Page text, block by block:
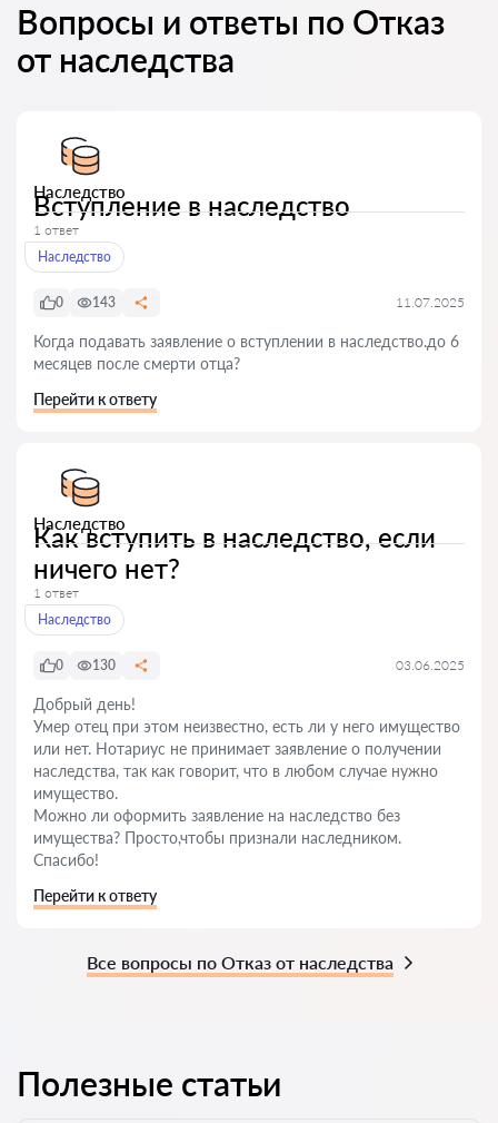
Вопросы и ответы по Отказ
от наследства
Наследство
Вступление в наследство
1 ответ
Наследство
0 143 11.07.2025
Когда подавать заявление о вступлении в наследство.до 6
месяцев после смерти отца?
Перейти к ответу
Наследство
Как вступить в наследство, если
ничего нет?
1 ответ
Наследство
0 130 03.06.2025
Добрый день!
Умер отец при этом неизвестно, есть ли у него имущество
или нет. Нотариус не принимает заявление о получении
наследства, так как говорит, что в любом случае нужно
имущество.
Можно ли оформить заявление на наследство без
имущества? Просто,чтобы признали наследником.
Спасибо!
Перейти к ответу
Все вопросы по Отказ от наследства
Полезные статьи